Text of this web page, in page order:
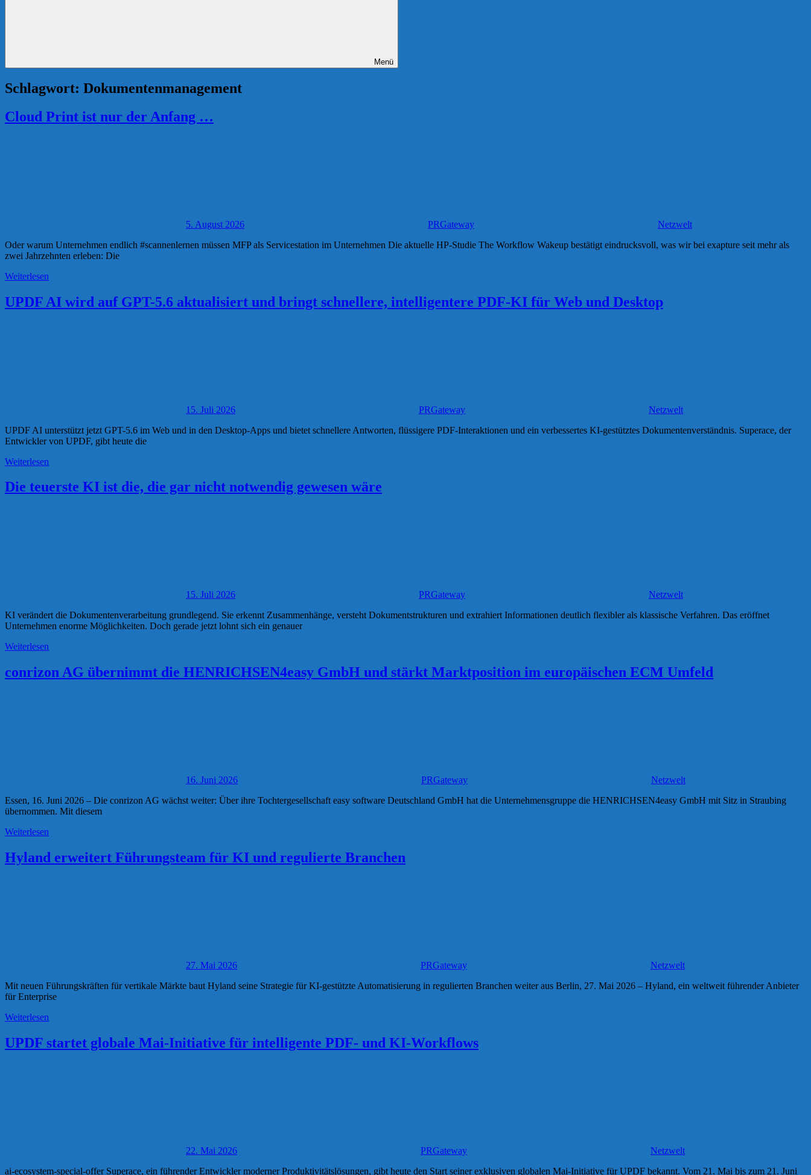
Menü
Schlagwort: Dokumentenmanagement
Cloud Print ist nur der Anfang …
5. August 2026 PRGateway
Netzwelt
Oder warum Unternehmen endlich #scannenlernen müssen MFP als Servicestation im Unternehmen Die aktuelle HP-Studie The Workflow Wakeup bestätigt eindrucksvoll, was wir bei exapture seit mehr als
zwei Jahrzehnten erleben: Die
Weiterlesen
UPDF AI wird auf GPT-5.6 aktualisiert und bringt schnellere, intelligentere PDF-KI für Web und Desktop
15. Juli 2026 PRGateway
Netzwelt
UPDF AI unterstützt jetzt GPT-5.6 im Web und in den Desktop-Apps und bietet schnellere Antworten, flüssigere PDF-Interaktionen und ein verbessertes KI-gestütztes Dokumentenverständnis. Superace, der
Entwickler von UPDF, gibt heute die
Weiterlesen
Die teuerste KI ist die, die gar nicht notwendig gewesen wäre
15. Juli 2026 PRGateway
Netzwelt
KI verändert die Dokumentenverarbeitung grundlegend. Sie erkennt Zusammenhänge, versteht Dokumentstrukturen und extrahiert Informationen deutlich flexibler als klassische Verfahren. Das eröffnet
Unternehmen enorme Möglichkeiten. Doch gerade jetzt lohnt sich ein genauer
Weiterlesen
conrizon AG übernimmt die HENRICHSEN4easy GmbH und stärkt Marktposition im europäischen ECM Umfeld
16. Juni 2026 PRGateway
Netzwelt
Essen, 16. Juni 2026 – Die conrizon AG wächst weiter: Über ihre Tochtergesellschaft easy software Deutschland GmbH hat die Unternehmensgruppe die HENRICHSEN4easy GmbH mit Sitz in Straubing
übernommen. Mit diesem
Weiterlesen
Hyland erweitert Führungsteam für KI und regulierte Branchen
27. Mai 2026 PRGateway
Netzwelt
Mit neuen Führungskräften für vertikale Märkte baut Hyland seine Strategie für KI-gestützte Automatisierung in regulierten Branchen weiter aus Berlin, 27. Mai 2026 – Hyland, ein weltweit führender Anbieter
für Enterprise
Weiterlesen
UPDF startet globale Mai-Initiative für intelligente PDF- und KI-Workflows
22. Mai 2026 PRGateway
Netzwelt
ai-ecosystem-special-offer Superace, ein führender Entwickler moderner Produktivitätslösungen, gibt heute den Start seiner exklusiven globalen Mai-Initiative für UPDF bekannt. Vom 21. Mai bis zum 21. Juni